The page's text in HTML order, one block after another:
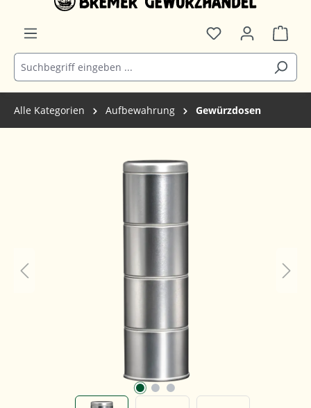
Alle Kategorien Aufbewahrung Gewürzdosen